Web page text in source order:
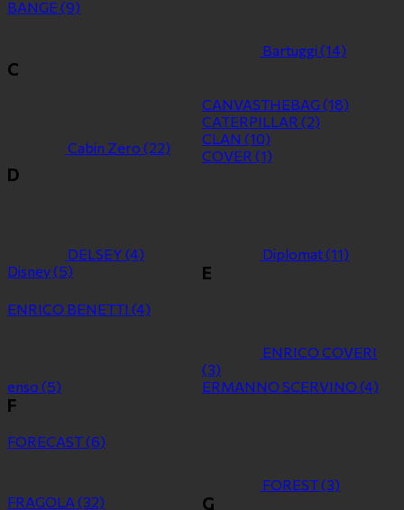
BANGE (9)
Bartuggi (14)
C
Cabin Zero (22)
CANVASTHEBAG (18)
CATERPILLAR (2)
CLAN (10)
COVER (1)
D
DELSEY (4) Diplomat(11)
Disney(5) E
ENRICO BENETTI (4)
ENRICO COVERI
(3)
enso (5) ERMANNO SCERVINO (4)
F
FORECAST(6)
FOREST(3)
FRAGOLA (32) G